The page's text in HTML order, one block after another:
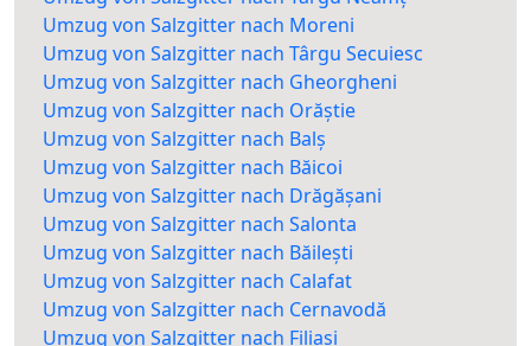
Umzug von Salzgitter nach Moreni
Umzug von Salzgitter nach Târgu Secuiesc
Umzug von Salzgitter nach Gheorgheni
Umzug von Salzgitter nach Orăștie
Umzug von Salzgitter nach Balș
Umzug von Salzgitter nach Băicoi
Umzug von Salzgitter nach Drăgășani
Umzug von Salzgitter nach Salonta
Umzug von Salzgitter nach Băilești
Umzug von Salzgitter nach Calafat
Umzug von Salzgitter nach Cernavodă
Umzug von Salzgitter nach Filiași